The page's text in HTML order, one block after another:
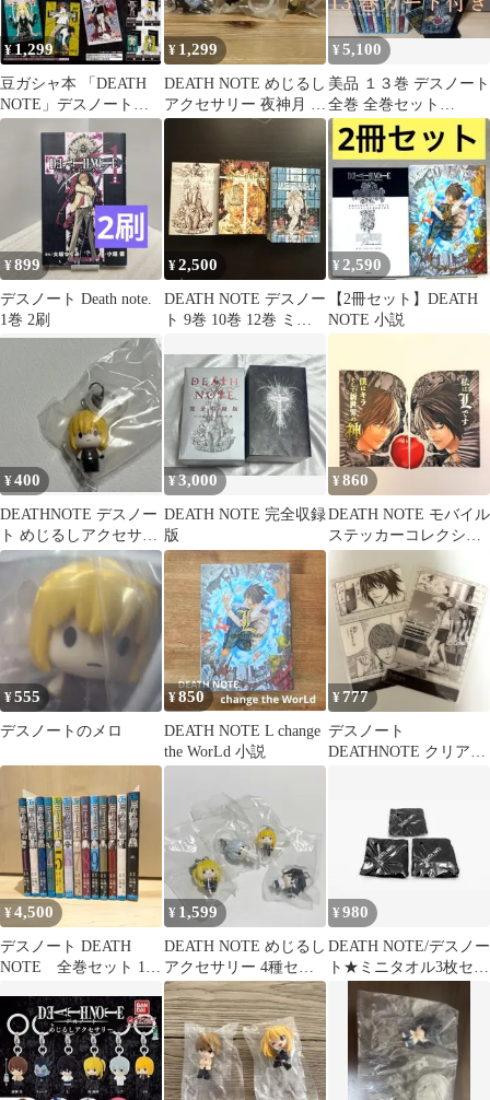
¥ 1,299
豆ガシャ本 「DEATH
NOTE」デスノート
ガチャ 第1巻 1点
¥ 1,299
DEATH NOTE めじるし
アクセサリー 夜神月 弥
海砂 リューク
¥5,100
美品 １３巻 デスノート
全巻 全巻セット
DEATHNOTE 初版 How
¥899
デスノート Death note.
1巻 2刷
¥2,500
DEATH NOTE デスノー
ト 9巻 10巻 12巻 ミニ
¥2,590
【2冊セット】DEATH
NOTE 小説
¥400
DEATHNOTE デスノー
ト めじるしアクセサリ
ー メロ
¥3,000
DEATH NOTE 完全収録
版
¥860
DEATH NOTE モバイル
ステッカーコレクショ
ン 2枚セット
¥555
デスノートのメロ
¥850
DEATH NOTE L change
the WorLd 小説
¥ 777
デスノート
DEATHNOTE クリアカ
¥4,500
デスノート DEATH
NOTE 全巻セット 1-
¥ 1,599
DEATH NOTE めじるし
アクセサリー 4種セッ
ト
¥980
DEATH NOTE/デスノー
ト★ミニタオル3枚セッ